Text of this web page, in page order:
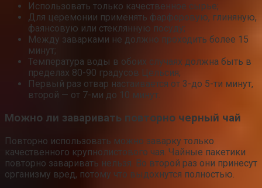
Использовать только качественное сырье;
Для церемонии применять фарфоровую, глиняную,
фаянсовую или стеклянную посуду;
Между заварками не должно проходить более 15
минут;
Температура воды в обоих случаях должна быть в
пределах 80-90 градусов Цельсия;
Первый раз отвар настаивается от 3-до 5-ти минут,
второй — от 7-ми до 10 минут.
Можно ли заваривать повторно черный чай
Повторно использовать можно заварку только
качественного крупнолистового чая. Чайные пакетики
повторно заваривать нельзя. Во второй раз они принесут
организму вред, потому что выдохнутся полностью.